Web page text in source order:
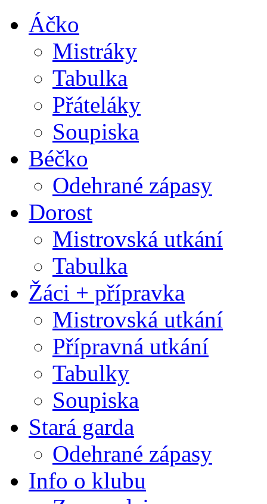
Áčko
Mistráky
Tabulka
Přáteláky
Soupiska
Béčko
Odehrané zápasy
Dorost
Mistrovská utkání
Tabulka
Žáci + přípravka
Mistrovská utkání
Přípravná utkání
Tabulky
Soupiska
Stará garda
Odehrané zápasy
Info o klubu